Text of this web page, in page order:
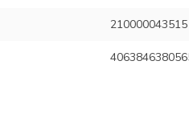
210000043515